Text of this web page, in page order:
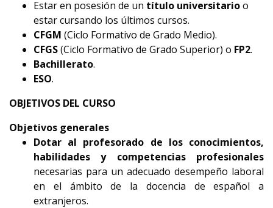
Estar en posesión de un título universitarioo
estar cursando los últimos cursos.
CFGM (Ciclo Formativo de Grado Medio).
CFGS(Ciclo Formativo de Grado Superior) o FP2.
Bachillerato.
ESO.
OBJETIVOS DEL CURSO
Objetivos generales
Dotar al profesorado de los conocimientos,
habilidades y competencias profesionales
necesarias para un adecuado desempeño laboral
en el ámbito de la docencia de español a
extranjeros.